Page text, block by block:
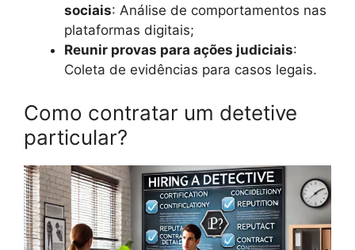
sociais: Análise de comportamentos nas
plataformas digitais;
Reunir provas para ações judiciais:
Coleta de evidências para casos legais.
Como contratar um detetive
particular?